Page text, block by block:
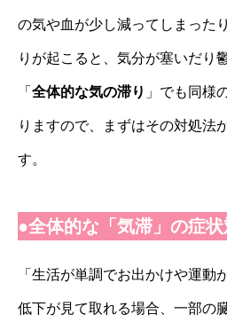
の気や血が少し減ってしまった
りが起こると、気分が塞いだり
「 全体的な気の滞り 」でも同様
りますので、まずはその対処法
す。
●全体的な「気滞」の症
「生活が単調でお出かけや運動
低下が見て取れる場合、一部の